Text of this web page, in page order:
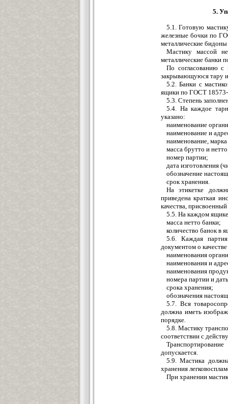
5.
5.1. Готовую
железные бочки по
металлические
Мастику массой
металлические банки
По согласованию с
закрывающуюся тару
5.2. Банки с
ящики по ГОСТ 18573-
5.3. Степень
5.4. На каждое
указано:
наименование
наименование и
наименование,
масса брутто и
номер партии;
дата изготовления
обозначение
срок хранения.
На этикетке
приведена краткая
качества,
5.5. На каждом
масса нетто банки;
количество банок в
5.6. Каждая
документом о
наименования
наименования и
наименования
номера партии и
срока хранения;
обозначения
5.7. Вся
должна иметь
порядке.
5.8. Мастику
соответствии с
допускается.
5.9. Мастика
хранения
При хранении